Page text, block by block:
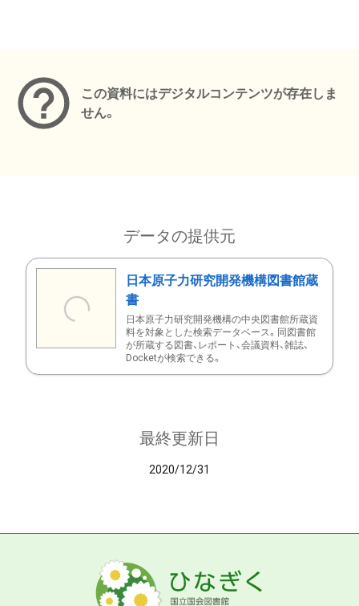
この資料にはデジタルコンテンツが存在しま
せん。
データの提供元
日本原子力研究開発機構図書館蔵
書
日本原子力研究開発機構の中央図書館所蔵資
料を対象とした検索データベース。同図書館
が所蔵する図書、レポート、会議資料、雑誌、
Docketが検索できる。
最終更新日
2020/12/31